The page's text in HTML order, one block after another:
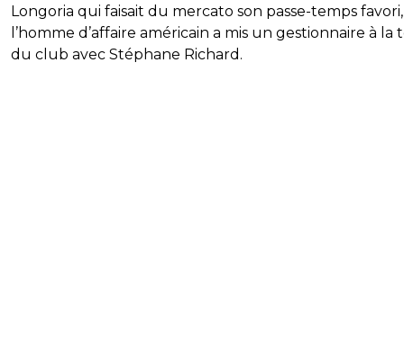
Longoria qui faisait du mercato son passe-temps favori,
l’homme d’affaire américain a mis un gestionnaire à la
du club avec Stéphane Richard.